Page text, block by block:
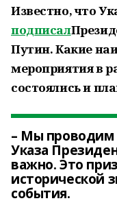
Известно, что
подписал
Путин. Какие
мероприятия в
состоялись и
– Мы проводим
Указа
важно. Это
исторической
события.